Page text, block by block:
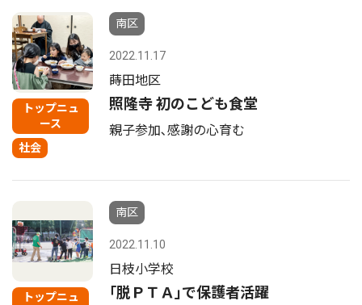
トップニュ
ース
社会
南区
2022.11.17
蒔田地区
照隆寺 初のこども食堂
親子参加､感謝の心育む
トップニュ
南区
2022.11.10
日枝小学校
｢脱ＰＴＡ｣で保護者活躍